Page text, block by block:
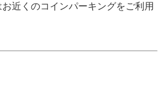
近くのコインパーキングをご利用